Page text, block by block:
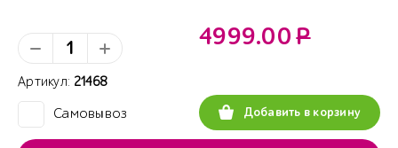
Артикул: 21468
Самовывоз
4999.00Р
Добавить в корзину